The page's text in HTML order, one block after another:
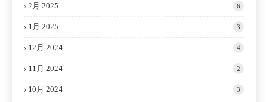
2月 2025 6
1月 2025 3
12月 2024 4
11月 2024 2
10月 2024 3